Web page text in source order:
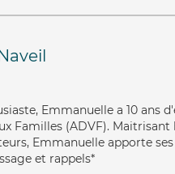
Emmanuelle a 10 ans
Familles (ADVF).
Emmanuelle apporte
et rappels*